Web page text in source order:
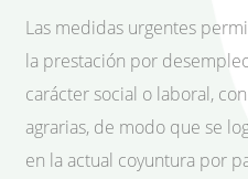
Las medidas urgentes
la prestación por
carácter social o laboral,
agrarias, de modo que se
en la actual coyuntura por